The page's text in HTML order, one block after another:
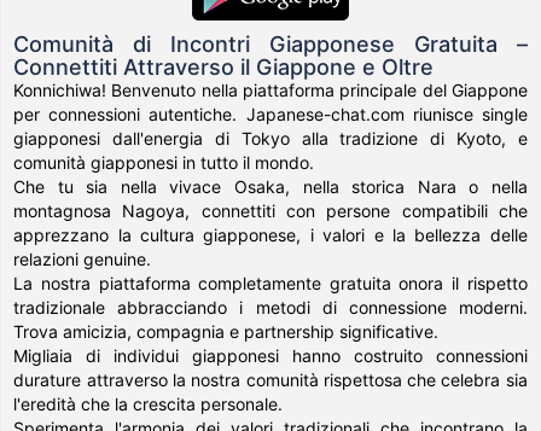
Comunità di Incontri Giapponese Gratuita –
Connettiti Attraverso il Giappone e Oltre
Konnichiwa! Benvenuto nella piattaforma principale del Giappone
per connessioni autentiche. Japanese-chat.com riunisce single
giapponesi dall'energia di Tokyo alla tradizione di Kyoto, e
comunità giapponesi in tutto il mondo.
Che tu sia nella vivace Osaka, nella storica Nara o nella
montagnosa Nagoya, connettiti con persone compatibili che
apprezzano la cultura giapponese, i valori e la bellezza delle
relazioni genuine.
La nostra piattaforma completamente gratuita onora il rispetto
tradizionale abbracciando i metodi di connessione moderni.
Trova amicizia, compagnia e partnership significative.
Migliaia di individui giapponesi hanno costruito connessioni
durature attraverso la nostra comunità rispettosa che celebra sia
l'eredità che la crescita personale.